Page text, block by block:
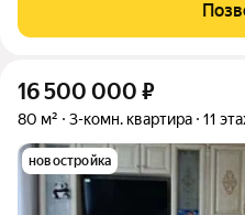
прихожая, кухня почти 11 м, две
16 500 000 ₽
80 м² 3-комн. квартира 11
новостройка